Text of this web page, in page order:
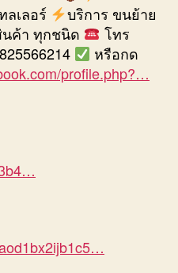
ลเลอร์
บริการ ขนย้าย
นค้า ทุกชนิด
โทร
หรือกด
profile.php?…